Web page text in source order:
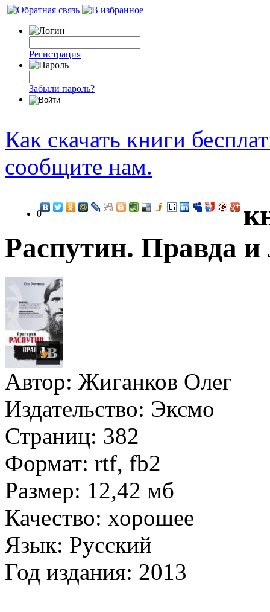
Регистрация
Забыли пароль?
Как скачать книги
сообщите нам.
0
Распутин. Правда и
Автор: Жиганков Олег
Издательство: Эксмо
Страниц: 382
Формат: rtf, fb2
Размер: 12,42 мб
Качество: хорошее
Язык: Русский
Год издания: 2013